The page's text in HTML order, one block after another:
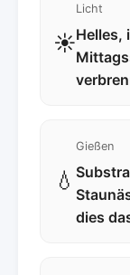
☀️
Licht
Helles,
💧
Gießen
dies